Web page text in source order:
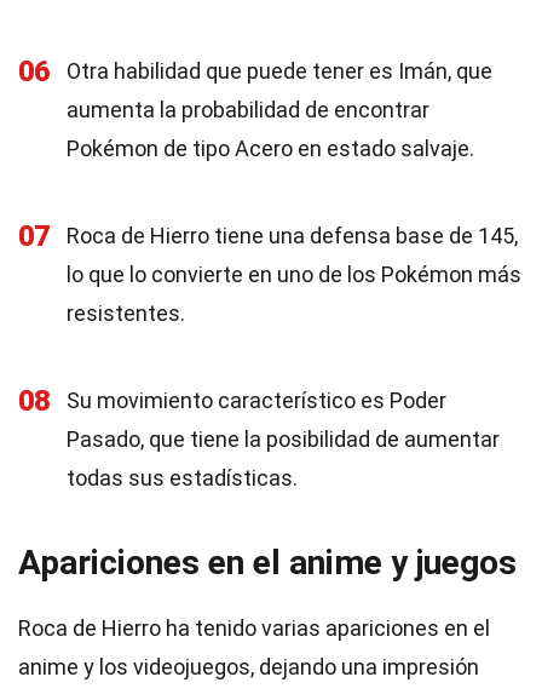
06
Otra habilidad que puede tener es Imán, que
aumenta la probabilidad de encontrar
Pokémon de tipo Acero en estado salvaje.
07
Roca de Hierro tiene una defensa base de 145,
lo que lo convierte en uno de los Pokémon más
resistentes.
08
Su movimiento característico es Poder
Pasado, que tiene la posibilidad de aumentar
todas sus estadísticas.
Apariciones en el anime y juegos
Roca de Hierro ha tenido varias apariciones en el
anime y los videojuegos, dejando una impresión